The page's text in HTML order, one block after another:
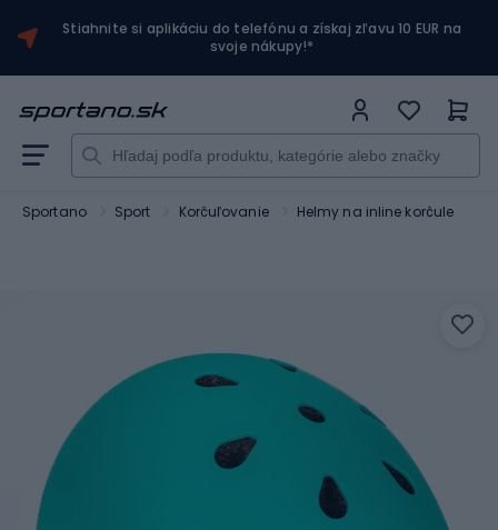
Stiahnite si aplikáciu do telefónu a získaj zľavu 10 EUR na
svoje nákupy!*
Sportano Sport Korčuľovanie Helmy na inline korčule